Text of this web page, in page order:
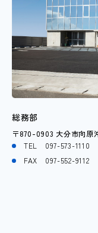
総務部
〒870-0903 大分市向原
TEL 097-573-1110
FAX 097-552-9112